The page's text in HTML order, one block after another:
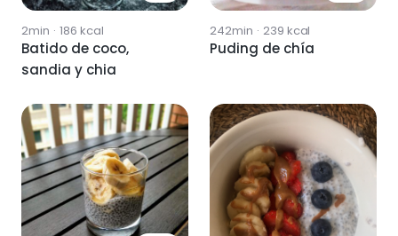
2min · 186 kcal
Batido de coco,
sandia y chia
242min · 239 kcal
Puding de chía